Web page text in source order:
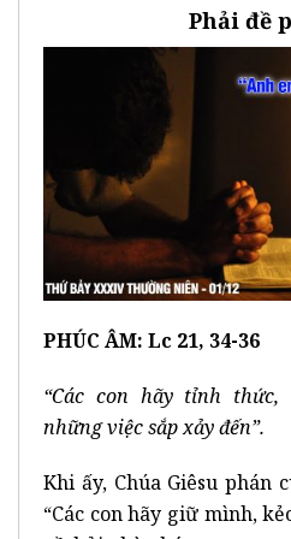
Phải đề
PHÚC ÂM: Lc 21, 34-36
“Các con hãy tỉnh
những việc sắp xảy đến”.
Khi ấy, Chúa Giêsu phán
“Các con hãy giữ mình,